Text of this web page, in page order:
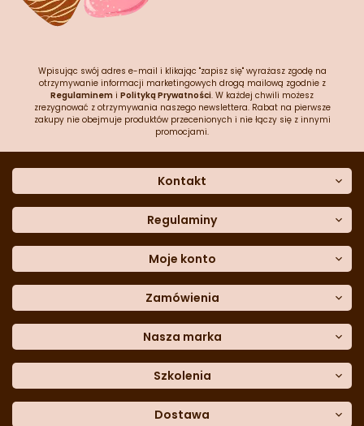
Wpisując swój adres e-mail i klikając "zapisz się" wyrażasz zgodę na
otrzymywanie informacji marketingowych drogą mailową zgodnie z
Regulaminem i Polityką Prywatności. W każdej chwili możesz
zrezygnować z otrzymywania naszego newslettera. Rabat na pierwsze
zakupy nie obejmuje produktów przecenionych i nie łączy się z innymi
promocjami.
Kontakt
Dane kontaktowe
Często zadawane pytania
Sklep stacjonarny
Formularz kontaktowy
Blog
telefon:511 049 348
Regulaminy
Polityka prywatności
Polityka cookies
Polityka reklamacji
Polityka zwrotów
Dostępność cyfrowa
Moje konto
Moje dane
Historia zamówień
Lista ulubionych
Moje rabaty
Zamówienia
Metody płatności
Dane do przelewu
Formularzreklamacji
Formularzzwrotu
Nasza marka
Trio Gelato
CDN
Szkolenia
Academy of Baker Arts
Dostawa